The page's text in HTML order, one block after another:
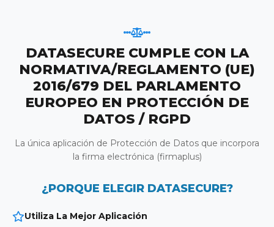
DATASECURE CUMPLE CON LA
NORMATIVA/REGLAMENTO (UE)
2016/679 DEL PARLAMENTO
EUROPEO EN PROTECCIÓN DE
DATOS / RGPD
La única aplicación de Protección de Datos que incorpora
la firma electrónica (firmaplus)
¿PORQUE ELEGIR DATASECURE?
Utiliza La Mejor Aplicación